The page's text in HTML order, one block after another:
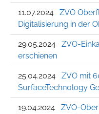
11.07.2024
ZVO
Digitalisierung in der
29.05.2024
ZVO-
erschienen
25.04.2024
ZVO mit
SurfaceTechnology
19.04.2024
ZVO-